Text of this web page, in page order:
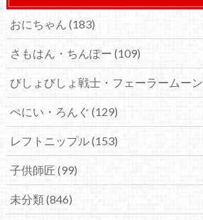
おにちゃん (183)
さもはん・ちんぽー (109)
びしょびしょ戦士・フェーラームーン
ぺにい・ろんぐ (129)
レフトニップル(153)
子供師匠 (99)
未分類(846)